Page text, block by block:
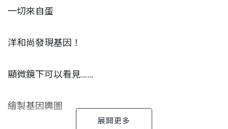
一切來自蛋
洋和尚發現基因！
顯微鏡下可以看見……
繪製基因輿圖